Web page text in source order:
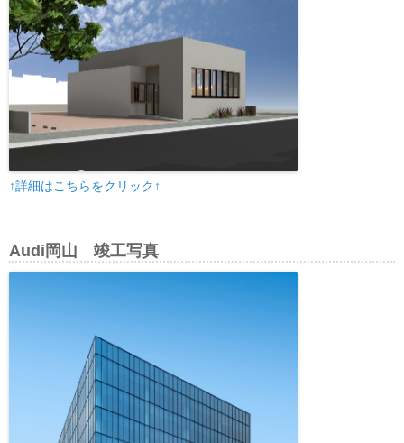
↑詳細はこちらをクリック↑
Audi岡山 竣工写真